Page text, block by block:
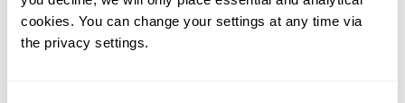
cookies. You can change your settings at any time via
the privacy settings.